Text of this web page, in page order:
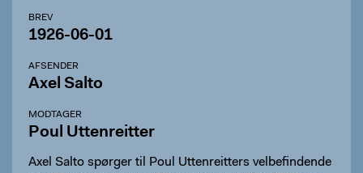
BREV
1926-06-01
AFSENDER
Axel Salto
MODTAGER
Poul Uttenreitter
Axel Salto spørger til Poul Uttenreitters velbefindende